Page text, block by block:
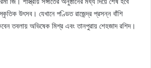
উৎসব। যেখানে পণ্ডিত রাজেন্দ্র প্রসন্ন বাঁশি
তবলায় অভিষেক মিশ্র এবং তানপুরায় শেহজাদ রশিদ।